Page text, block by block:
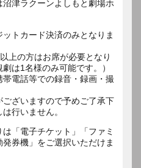
津ラクーンよしもと劇場ホ
トカード決済のみとなりま
上の方はお席が必要となり
は1名様のみ可能です。）
電話等での録音・録画・撮
ざいますので予めご了承下
行いません。
「電子チケット」「ファミ
券機」をご選択いただけま